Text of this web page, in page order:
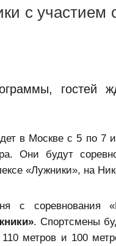
с
гостей
в Москве с 5 по 7
Они будут
«Лужники», на
с соревнования
. Спортсмены
метров и 100